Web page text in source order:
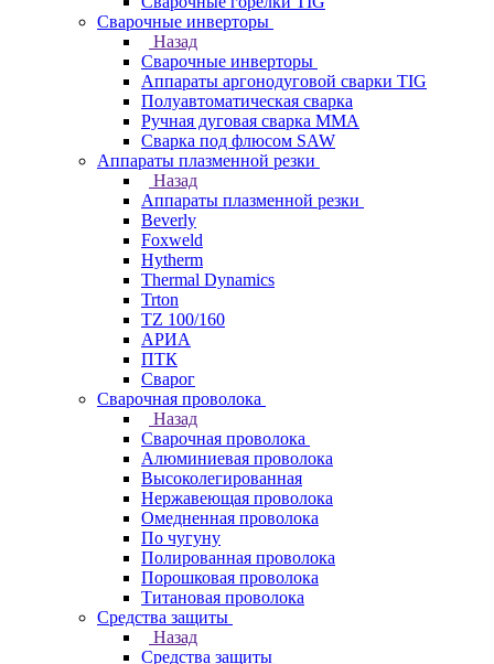
Сварочные инверторы
Назад
Сварочные инверторы
Аппараты аргонодуговой сварки TIG
Полуавтоматическая сварка
Ручная дуговая сварка MMA
Сварка под флюсом SAW
Аппараты плазменной резки
Назад
Аппараты плазменной резки
Beverly
Foxweld
Hytherm
Thermal Dynamics
Trton
TZ 100/160
АРИА
ПТК
Сварог
Сварочная проволока
Назад
Сварочная проволока
Алюминиевая проволока
Высоколегированная
Нержавеющая проволока
Омедненная проволока
По чугуну
Полированная проволока
Порошковая проволока
Титановая проволока
Средства защиты
Назад
Средства защиты